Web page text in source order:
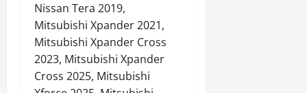
Nissan Tera 2019,
Mitsubishi Xpander 2021,
Mitsubishi Xpander Cross
2023, Mitsubishi Xpander
Cross 2025, Mitsubishi